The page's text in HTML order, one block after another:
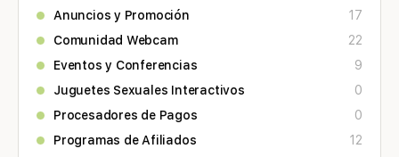
Anuncios y Promoción
17
Comunidad Webcam
22
Eventos y Conferencias
9
Juguetes Sexuales Interactivos
0
Procesadores de Pagos
0
Programas de Afiliados
12